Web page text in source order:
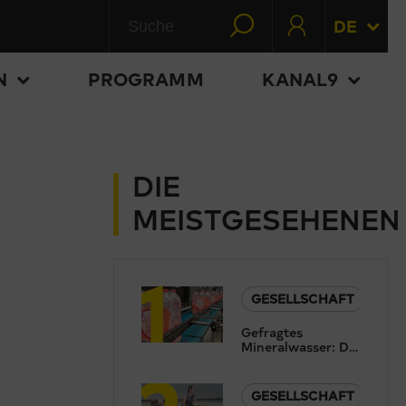
DE
PROGRAMM KANAL9
DIE
MEISTGESEHENEN
1
GESELLSCHAFT
Gefragtes
Mineralwasser: Die
Pearlwater
GESELLSCHAFT